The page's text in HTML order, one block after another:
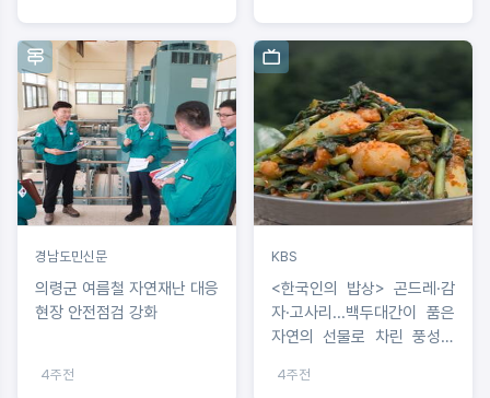
경남도민신문
의령군 여름철 자연재난 대응
현장 안전점검 강화
4주전
KBS
<한국인의 밥상> 곤드레·감
자·고사리...백두대간이 품은
자연의 선물로 차린 풍성한
4주전